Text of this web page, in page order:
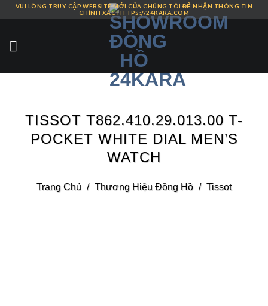
Skip
content
VUI LÒNG TRUY CẬP WEBSITE MỚI CỦA CHÚNG TÔI ĐỂ NHẬN THÔNG TIN
CHÍNH XÁC HTTPS://24KARA.COM
TISSOT T862.410.29.013.00 T-
POCKET WHITE DIAL MEN’S
WATCH
Trang Chủ / Thương Hiệu Đồng Hồ / Tissot